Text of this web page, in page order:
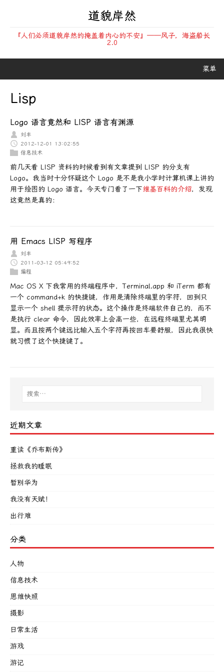
道貌岸然
『人们必须道貌岸然的掩盖着内心的不安』——风子，海盗船长
2.0
菜单
Lisp
Logo 语言竟然和 LISP 语言有渊源
刘丰
2012-12-01 13:02:55
信息技术
前几天看 LISP 资料的时候看到有文章提到 LISP 的分支有
Logo。我当时十分怀疑这个 Logo 是不是我小学时计算机课上讲的
用于绘图的 Logo 语言。今天专门看了一下维基百科的介绍，发现
这竟然是真的：
用 Emacs LISP 写程序
刘丰
2011-03-12 05:49:52
编程
Mac OS X 下我常用的终端程序中，Terminal.app 和 iTerm 都有
一个 command+k 的快捷键，作用是清除终端里的字符，回到只
显示一个 shell 提示符的状态。这个操作是终端软件自己的，而不
是执行 clear 命令，因此效率上会高一些，在远程终端里尤其明
显。而且按两个键远比输入五个字符再按回车要舒服，因此我很快
就习惯了这个快捷键了。
近期文章
重读《乔布斯传》
拯救我的睡眠
暂别华为
我没有天赋！
出行难
分类
人物
信息技术
思维快照
摄影
日常生活
游戏
游记